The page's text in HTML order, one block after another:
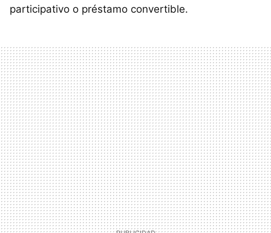
participativo o préstamo convertible.